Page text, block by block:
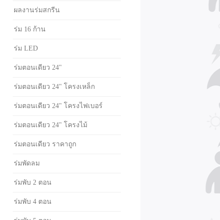
ผลงานร่มสกรีน
ร่ม 16 ก้าน
ร่ม LED
ร่มตอนเดียว 24"
ร่มตอนเดียว 24" โครงเหล็ก
ร่มตอนเดียว 24" โครงไฟเบอร์
ร่มตอนเดียว 24" โครงไม้
ร่มตอนเดียว ราคาถูก
ร่มพัดลม
ร่มพับ 2 ตอน
ร่มพับ 4 ตอน